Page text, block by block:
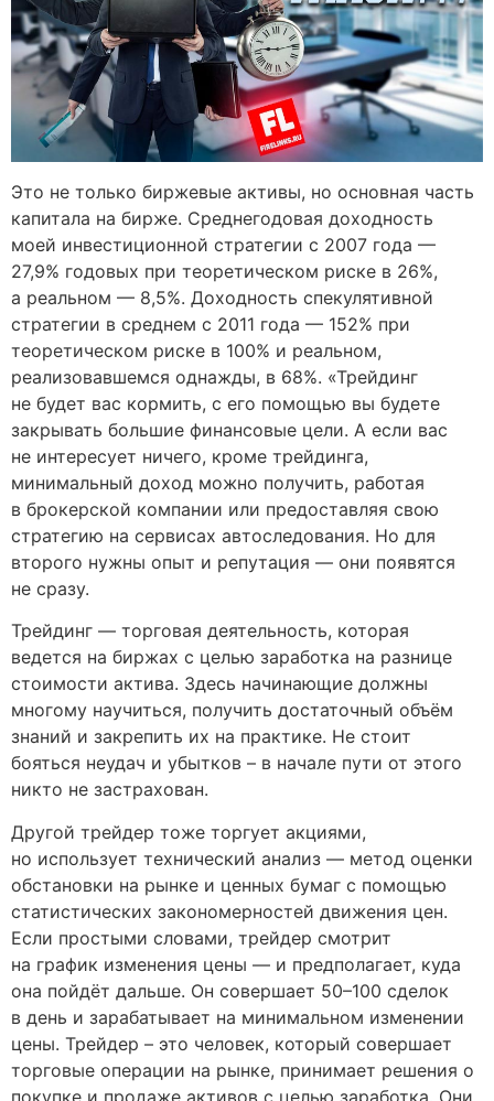
Это не только биржевые активы, но основная часть
капитала на бирже. Среднегодовая доходность
моей инвестиционной стратегии с 2007 года —
27,9% годовых при теоретическом риске в 26%,
а реальном — 8,5%. Доходность спекулятивной
стратегии в среднем с 2011 года — 152% при
теоретическом риске в 100% и реальном,
реализовавшемся однажды, в 68%. «Трейдинг
не будет вас кормить, с его помощью вы будете
закрывать большие финансовые цели. А если вас
не интересует ничего, кроме трейдинга,
минимальный доход можно получить, работая
в брокерской компании или предоставляя свою
стратегию на сервисах автоследования. Но для
второго нужны опыт и репутация — они появятся
не сразу.
Трейдинг — торговая деятельность, которая
ведется на биржах с целью заработка на разнице
стоимости актива. Здесь начинающие должны
многому научиться, получить достаточный объём
знаний и закрепить их на практике. Не стоит
бояться неудач и убытков – в начале пути от этого
никто не застрахован.
Другой трейдер тоже торгует акциями,
но использует технический анализ — метод оценки
обстановки на рынке и ценных бумаг с помощью
статистических закономерностей движения цен.
Если простыми словами, трейдер смотрит
на график изменения цены — и предполагает, куда
она пойдёт дальше. Он совершает 50–100 сделок
в день и зарабатывает на минимальном изменении
цены. Трейдер – это человек, который совершает
торговые операции на рынке, принимает решения о
покупке и продаже активов с целью заработка. Они